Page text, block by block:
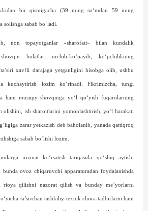
bir qismigacha (39 ming so‘mdan 59 ming
solishga sabab bo‘ladi.
non topayotganlar «sharofati» bilan kundalik
holatlari urchib-ko‘payib, ko‘pchilikning
xavfli darajaga yetganligini hisobga olib, ushbu
kuchaytirish lozim ko‘rinadi. Fikrimizcha, tungi
ham musiqiy shovqinga yo‘l qo‘yish fuqarolarning
olishini, ish sharoitlarini yomonlashtirish, yo‘l harakati
zarar yetkazish deb baholanib, yanada qattiqroq
sabab bo‘lishi lozim.
xizmat ko‘rsatish tariqasida qo‘shiq aytish,
ovoz chiqaruvchi apparaturadan foydalanishda
rioya qilishni nazorat qilish va bunday me’yorlarni
ta’sirchan tashkiliy-texnik chora-tadbirlarni ham